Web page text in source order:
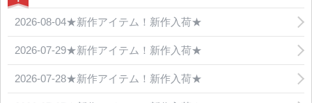
2026-08-04★新作アイテム！新作入荷★
2026-07-29★新作アイテム！新作入荷★
2026-07-28★新作アイテム！新作入荷★